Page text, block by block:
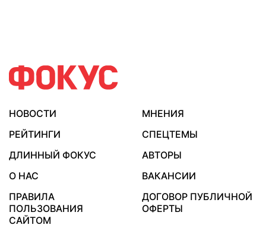
НОВОСТИ
МНЕНИЯ
РЕЙТИНГИ
СПЕЦТЕМЫ
ДЛИННЫЙ ФОКУС
АВТОРЫ
О НАС
ВАКАНСИИ
ПРАВИЛА
ПОЛЬЗОВАНИЯ
САЙТОМ
ДОГОВОР ПУБЛИЧНОЙ
ОФЕРТЫ